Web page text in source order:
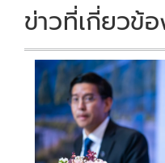
ข่าวที่เกี่ยวข้